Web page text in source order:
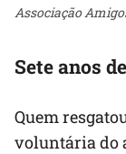
Associação
Sete anos
Quem
voluntária do